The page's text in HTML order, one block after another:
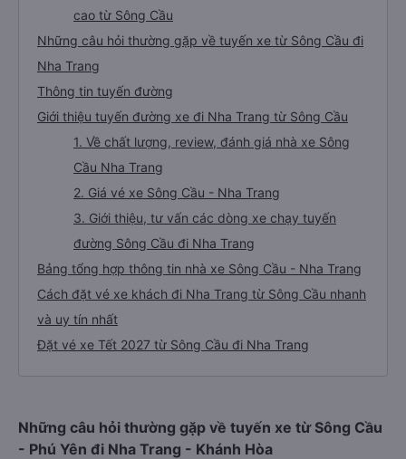
cao từ Sông Cầu
Những câu hỏi thường gặp về tuyến xe từ Sông Cầu đi
Nha Trang
Thông tin tuyến đường
Giới thiệu tuyến đường xe đi Nha Trang từ Sông Cầu
1. Về chất lượng, review, đánh giá nhà xe Sông
Cầu Nha Trang
2. Giá vé xe Sông Cầu - Nha Trang
3. Giới thiệu, tư vấn các dòng xe chạy tuyến
đường Sông Cầu đi Nha Trang
Bảng tổng hợp thông tin nhà xe Sông Cầu - Nha Trang
Cách đặt vé xe khách đi Nha Trang từ Sông Cầu nhanh
và uy tín nhất
Đặt vé xe Tết 2027 từ Sông Cầu đi Nha Trang
Những câu hỏi thường gặp về tuyến xe từ Sông Cầu
- Phú Yên đi Nha Trang - Khánh Hòa